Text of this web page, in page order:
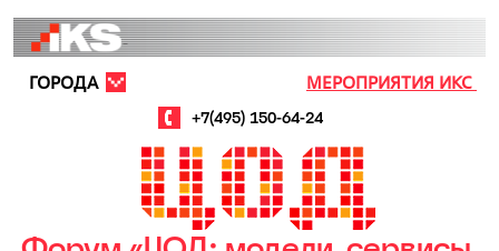
МЕРОПРИЯТИЯ ИКС
+7(495) 150-64-24
ГОРОДА